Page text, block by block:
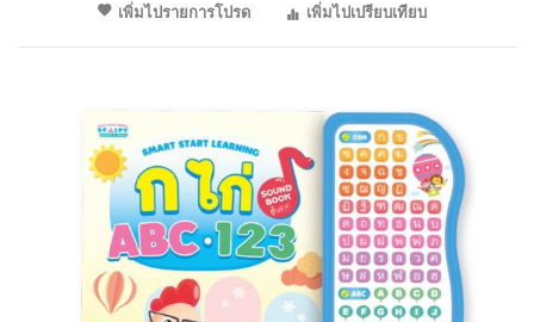
เพิ่มไปรายการโปรด
เพิ่มไปเปรียบเทียบ